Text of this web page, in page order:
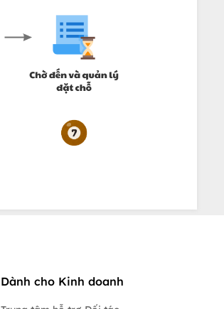
Dành cho Kinh doanh